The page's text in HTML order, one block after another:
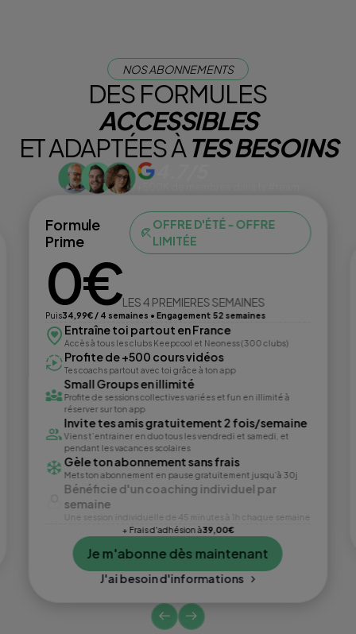
NOS ABONNEMENTS
DES FORMULES
ACCESSIBLES
ET ADAPTÉES ÀTES BESOINS
Formule
Prime
OFFRE D'ÉTÉ - OFFRE
LIMITÉE
0€LES 4 PREMIERES SEMAINES
Puis34,99€ / 4 semaines • Engagement 52 semaines
Entraîne toi partout en France
Accès à tous les clubs Keepcool et Neoness (300 clubs)
Profite de +500 cours vidéos
Tes coachs partout avec toi grâce à ton app
Small Groups en illimité
Profite de sessions collectives variées et fun en illimité à
réserver sur ton app
Invite tes amis gratuitement 2 fois/semaine
Viens t’entrainer en duo tous les vendredi et samedi, et
pendant les vacances scolaires
Gèle ton abonnement sans frais
Mets ton abonnement en pause gratuitement jusqu’à 30j
Bénéficie d'un coaching individuel par
semaine
Une session individuelle de 45 minutes à 1h chaque semaine
+ Frais d'adhésion à39,00€
Je m'abonne dès maintenant
J'ai besoin d'informations